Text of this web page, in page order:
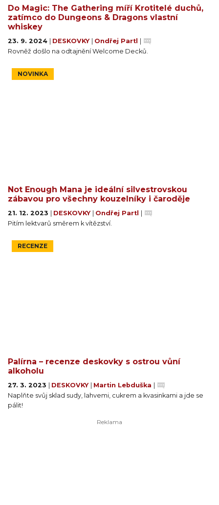
Do Magic: The Gathering míří Krotitelé duchů,
zatímco do Dungeons & Dragons vlastní
whiskey
23. 9. 2024 DESKOVKY Ondřej Partl
Rovněž došlo na odtajnění Welcome Decků.
NOVINKA
Not Enough Mana je ideální silvestrovskou
zábavou pro všechny kouzelníky i čaroděje
21. 12. 2023 DESKOVKY Ondřej Partl
Pitím lektvarů směrem k vítězství.
RECENZE
Palírna – recenze deskovky s ostrou vůní
alkoholu
27. 3. 2023 DESKOVKY Martin Lebduška
Naplňte svůj sklad sudy, lahvemi, cukrem a kvasinkami a jde se
pálit!